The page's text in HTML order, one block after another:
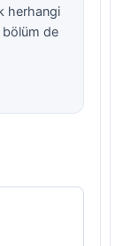
herhangi
bölüm de